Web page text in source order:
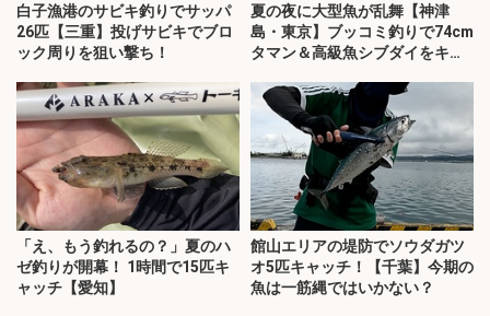
白子漁港のサビキ釣りでサッパ
26匹【三重】投げサビキでブロ
ック周りを狙い撃ち！
夏の夜に大型魚が乱舞【神津
島・東京】ブッコミ釣りで74cm
タマン＆高級魚シブダイをキャ
「え、もう釣れるの？」夏のハ
ゼ釣りが開幕！ 1時間で15匹キ
ャッチ【愛知】
館山エリアの堤防でソウダガツ
オ5匹キャッチ！【千葉】今期の
魚は一筋縄ではいかない？